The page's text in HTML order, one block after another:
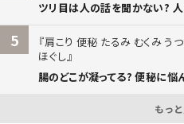
ツリ目は人の話を聞かない?
5
肩こり 便秘 たるみ むくみ う
ほぐし
腸のどこが凝ってる? 便秘に悩
もっ